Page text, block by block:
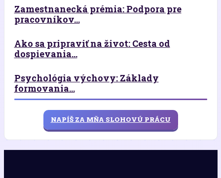
Zamestnanecká prémia: Podpora pre
pracovníkov...
Ako sa pripraviť na život: Cesta od
dospievania...
Psychológia výchovy: Základy
formovania...
NAPÍŠ ZA MŇA SLOHOVÚ PRÁCU